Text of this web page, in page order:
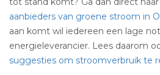
aanbieders van groene stroom in
aan komt wil iedereen een lage
energieleverancier. Lees daarom
suggesties om stroomverbruik te